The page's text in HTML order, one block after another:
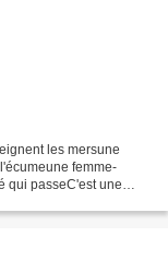
les mersune
femme-
qui passeC'est une